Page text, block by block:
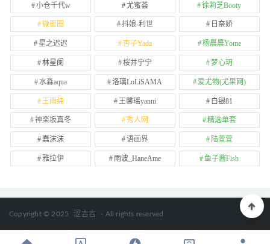
小仓千代w 尤蜜荟 徐莉芝Booty
微密圈 抖娘-利世 日奈娇
星之迟迟 杏子Yada 杨晨晨Yome
林星阑 桜井宁宁 梦心玥
水淼aqua 洛璃LoLiSAMA 爱尤物(尤果网)
王雨纯 王馨瑶yanni 白银81
神楽坂真冬 秀人网 精选单套
蠢沫沫 语画界 陆萱萱
雅拉伊 雨波_HaneAme 鱼子酱Fish
Copyright © 2025 涩吉吉 - All rights reserved